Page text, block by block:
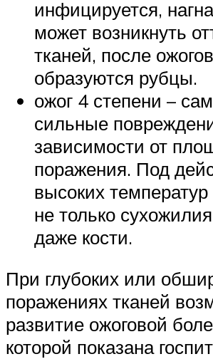
инфицируется,
может возникнуть
тканей, после ожогов
образуются рубцы.
ожог 4 степени –
сильные
зависимости от
поражения. Под
высоких
не только
даже кости.
При глубоких или
поражениях тканей
развитие ожоговой
которой показана